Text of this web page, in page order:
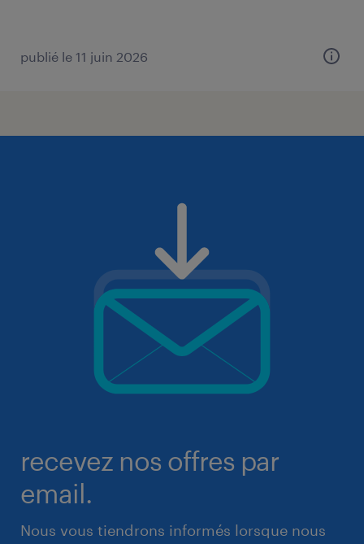
publié le 11 juin 2026
recevez nos offres par
email.
Nous vous tiendrons informés lorsque nous